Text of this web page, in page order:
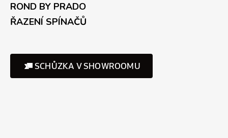
ROND BY PRADO
ŘAZENÍ SPÍNAČŮ
SCHŮZKA V SHOWROOMU